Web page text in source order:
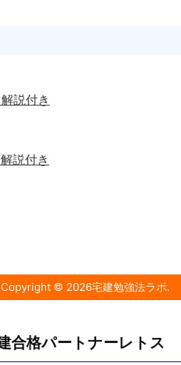
説付き
説付き
Copyright © 2026宅建勉強法ラボ.
合格パートナーレトス